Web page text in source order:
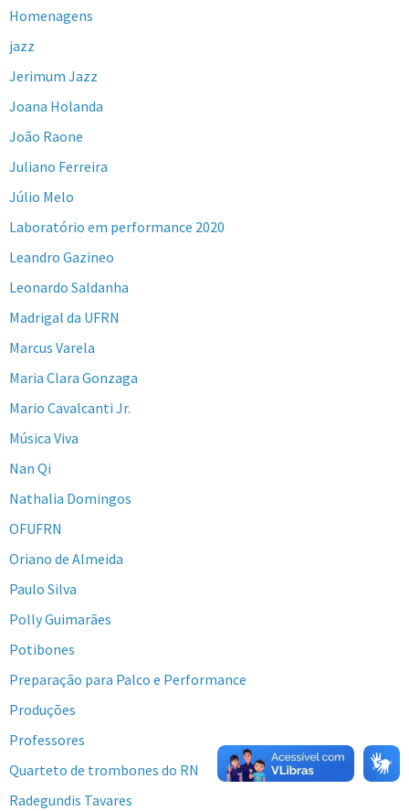
Homenagens
jazz
Jerimum Jazz
Joana Holanda
João Raone
Juliano Ferreira
Júlio Melo
Laboratório em performance 2020
Leandro Gazineo
Leonardo Saldanha
Madrigal da UFRN
Marcus Varela
Maria Clara Gonzaga
Mario Cavalcanti Jr.
Música Viva
Nan Qi
Nathalia Domingos
OFUFRN
Oriano de Almeida
Paulo Silva
Polly Guimarães
Potibones
Preparação para Palco e Performance
Produções
Professores
Quarteto de trombones do RN
Radegundis Tavares